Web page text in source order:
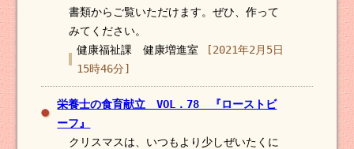
書類からご覧いただけます。ぜひ、作って
みてください。
健康福祉課 健康増進室
[2021年2月5日
15時46分]
栄養士の食育献立 VOL．78 『ローストビ
ーフ』
クリスマスは、いつもより少しぜいたくに